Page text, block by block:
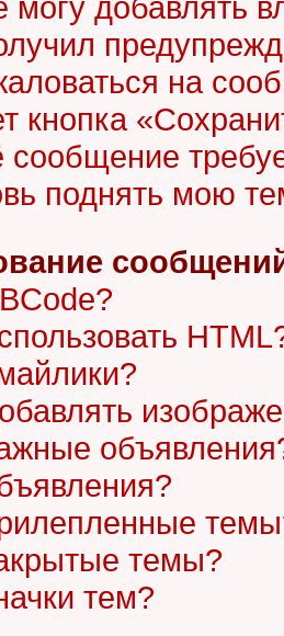
на
кнопка
поднять мою
темы?
тем?